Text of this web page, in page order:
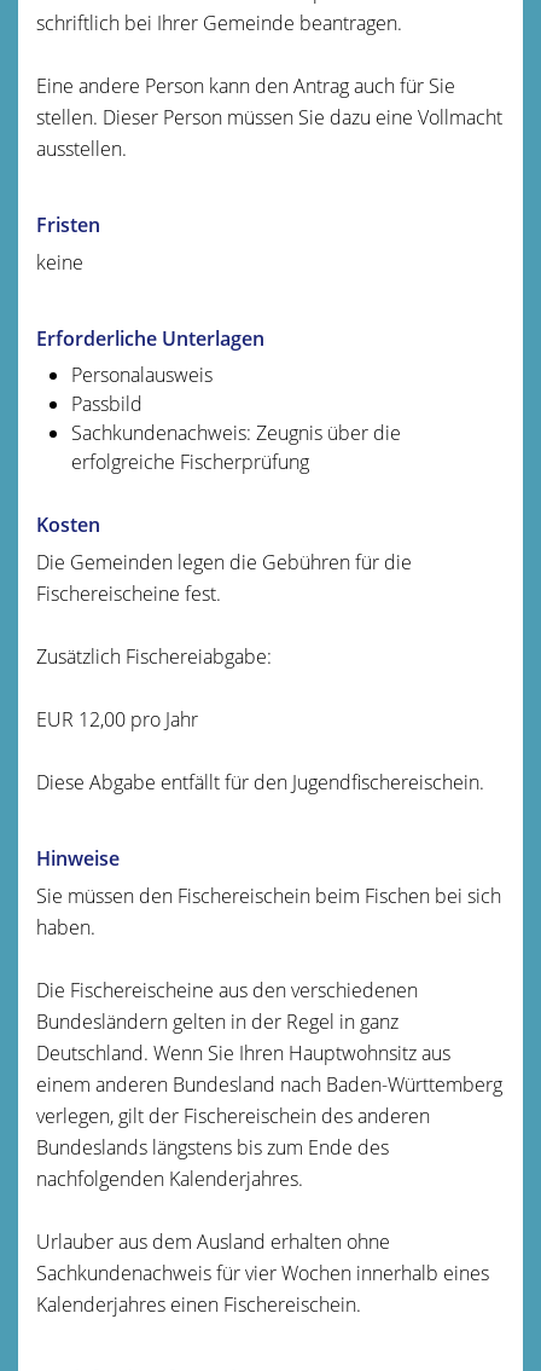
schriftlich bei Ihrer Gemeinde beantragen.
Eine andere Person kann den Antrag auch für Sie
stellen. Dieser Person müssen Sie dazu eine Vollmacht
ausstellen.
Fristen
keine
Erforderliche Unterlagen
Personalausweis
Passbild
Sachkundenachweis: Zeugnis über die
erfolgreiche Fischerprüfung
Kosten
Die Gemeinden legen die Gebühren für die
Fischereischeine fest.
Zusätzlich Fischereiabgabe:
EUR 12,00 pro Jahr
Diese Abgabe entfällt für den Jugendfischereischein.
Hinweise
Sie müssen den Fischereischein beim Fischen bei sich
haben.
Die Fischereischeine aus den verschiedenen
Bundesländern gelten in der Regel in ganz
Deutschland. Wenn Sie Ihren Hauptwohnsitz aus
einem anderen Bundesland nach Baden-Württemberg
verlegen, gilt der Fischereischein des anderen
Bundeslands längstens bis zum Ende des
nachfolgenden Kalenderjahres.
Urlauber aus dem Ausland erhalten ohne
Sachkundenachweis für vier Wochen innerhalb eines
Kalenderjahres einen Fischereischein.